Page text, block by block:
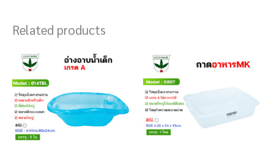
Related products